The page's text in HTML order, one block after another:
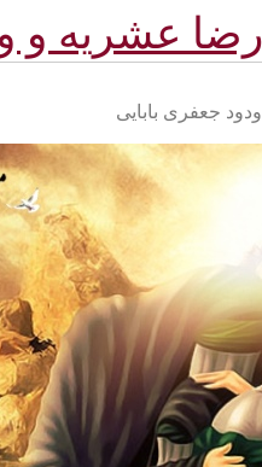
عشریه و
جعفری بابایی